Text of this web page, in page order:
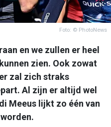
Foto: © PhotoNews
en we zullen er heel
zien. Ook zowat
zal zich straks
Al zijn er altijd wel
Meeus lijkt zo één van